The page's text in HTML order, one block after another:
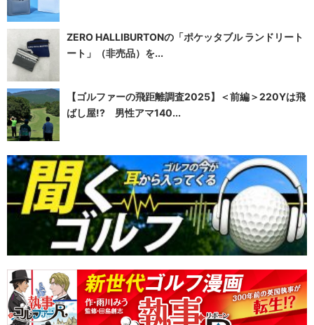
ZERO HALLIBURTONの「ポケッタブル ランドリート
ート」（非売品）を...
【ゴルファーの飛距離調査2025】＜前編＞220Yは飛
ばし屋!? 男性アマ140...